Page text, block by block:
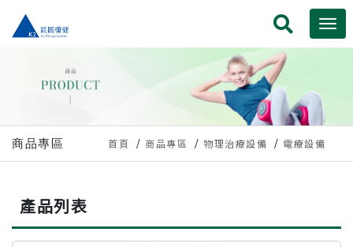
商品專區 首頁 商品專區 物理治療設備 電療設備
產品列表